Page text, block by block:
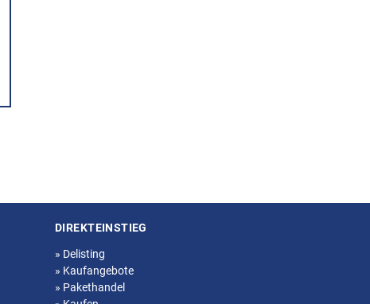
DIREKTEINSTIEG
» Delisting
» Kaufangebote
» Pakethandel